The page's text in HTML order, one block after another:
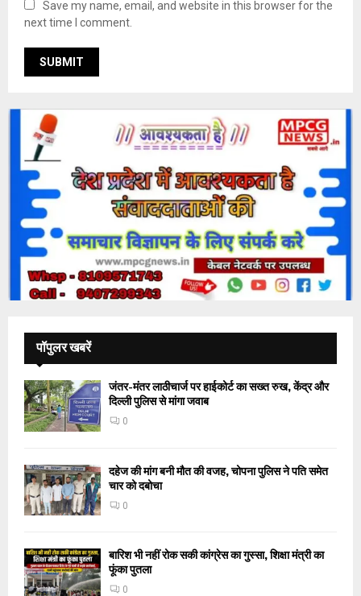
Save my name, email, and website in this browser for the
next time I comment.
पॉपुलर खबरें
जंतर-मंतर लाठीचार्ज पर हाईकोर्ट का सख्त रुख, केंद्र और
दिल्ली पुलिस से मांगा जवाब
0
दहेज की मांग बनी मौत की वजह, चोपना पुलिस ने पति समेत
चार को दबोचा
0
बारिश भी नहीं रोक सकी कांग्रेस का गुस्सा, शिक्षा मंत्री का
फूंका पुतला
0